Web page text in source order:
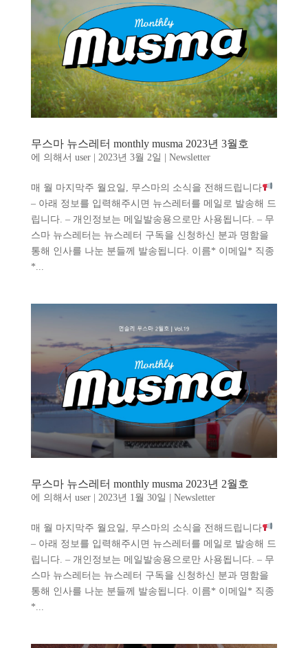
무스마 뉴스레터 monthly musma 2023년 3월호
에 의해서 user| 2023년 3월 2일 Newsletter
매 월 마지막주 월요일, 무스마의 소식을 전해드립니다
– 아래 정보를 입력해주시면 뉴스레터를 메일로 발송해 드
립니다. – 개인정보는 메일발송용으로만 사용됩니다. – 무
스마 뉴스레터는 뉴스레터 구독을 신청하신 분과 명함을
통해 인사를 나눈 분들께 발송됩니다. 이름* 이메일* 직종
*...
무스마 뉴스레터 monthly musma 2023년 2월호
에 의해서 user| 2023년 1월 30일 Newsletter
매 월 마지막주 월요일, 무스마의 소식을 전해드립니다
– 아래 정보를 입력해주시면 뉴스레터를 메일로 발송해 드
립니다. – 개인정보는 메일발송용으로만 사용됩니다. – 무
스마 뉴스레터는 뉴스레터 구독을 신청하신 분과 명함을
통해 인사를 나눈 분들께 발송됩니다. 이름* 이메일* 직종
*...